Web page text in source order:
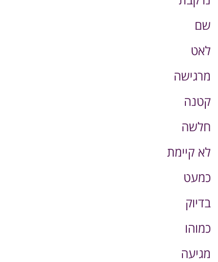
שם
לאט
מרגישה
קטנה
חלשה
לא קיימת
כמעט
בדיוק
כמוהו
מגיעה